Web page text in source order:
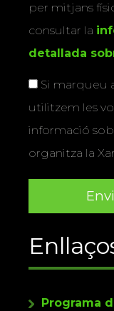
per mitjans
consultar la
detallada
Si marqueu
utilitzem les
informació
organitza la
Programa